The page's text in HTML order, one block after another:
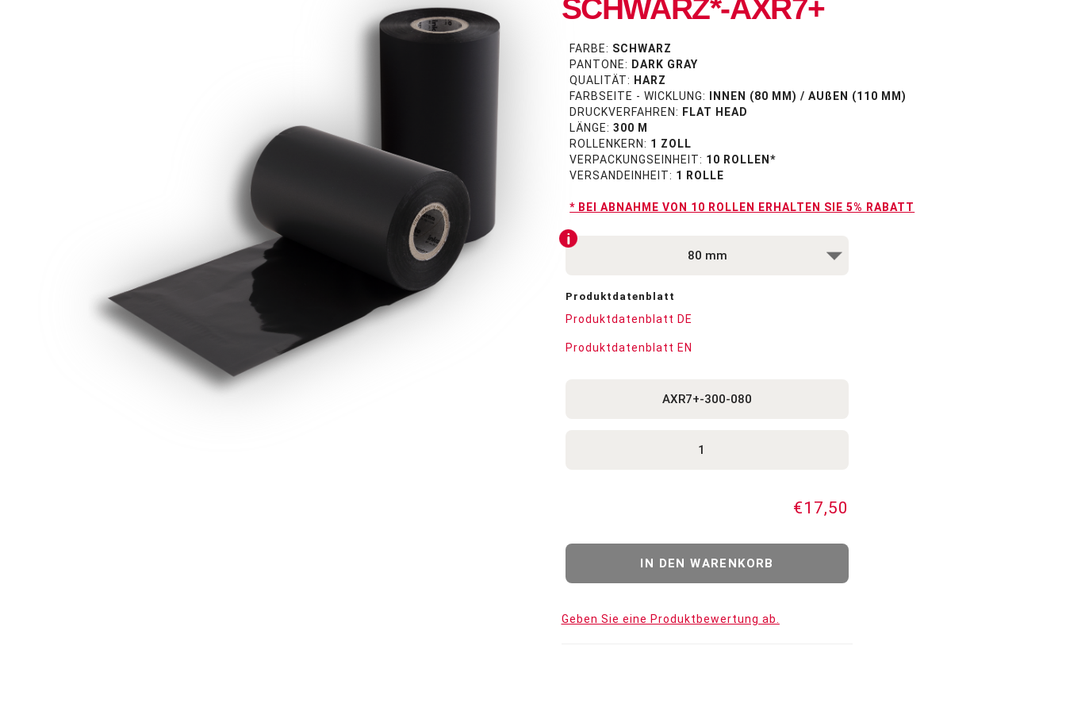
SCHWARZ*-AXR7+
FARBE: SCHWARZ
PANTONE: DARK GRAY
QUALITÄT: HARZ
FARBSEITE - WICKLUNG:
INNEN (80 MM) / AUßEN (110 MM)
DRUCKVERFAHREN: FLAT HEAD
LÄNGE:300 M
ROLLENKERN: 1 ZOLL
VERPACKUNGSEINHEIT: 10 ROLLEN*
VERSANDEINHEIT: 1 ROLLE
* BEI ABNAHME VON 10 ROLLEN ERHALTEN SIE 5% RABATT
Produktdatenblatt
Produktdatenblatt DE
Produktdatenblatt EN
€17,50
Geben Sie eine Produktbewertung ab.